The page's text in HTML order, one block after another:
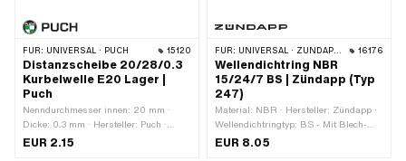
FÜR: UNIVERSAL · PUCH 15120
Distanzscheibe 20/28/0.3
Kurbelwelle E20 Lager |
Puch
Nenndurchmesser innen: 20 mm ·
Dicke: 0.3 mm · Hersteller: Puch ·
Material: Stahl · Ø aussen: 28 mm · Ø
EUR 2.15
FÜR: UNIVERSAL · ZÜNDAPP BELMONDO · ZÜNDAPP 16176
Wellendichtring NBR
15/24/7 BS | Zündapp (Typ
247)
Material: NBR · Hersteller: Zündapp ·
Wellendichtringtyp: BS - Mit Blech-
Aussenmantel / einer Dichtlippe /
EUR 8.05